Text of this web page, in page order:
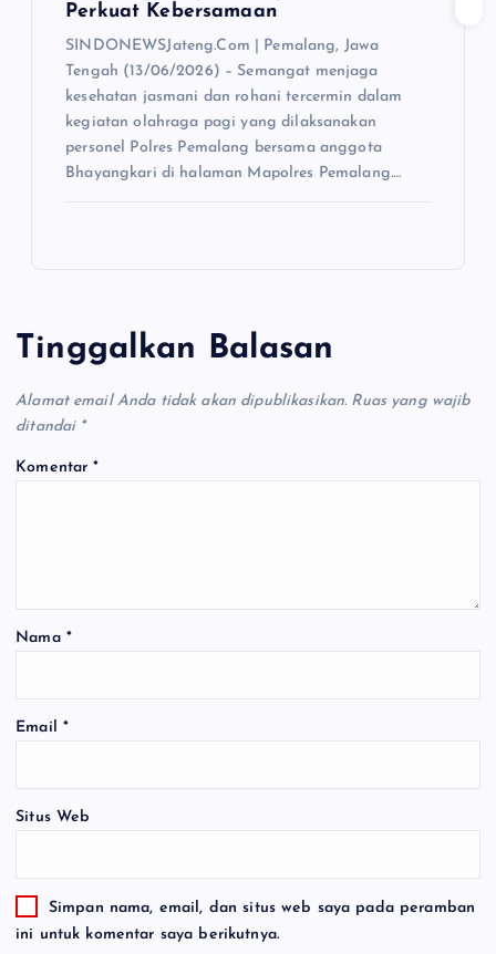
Perkuat Kebersamaan
SINDONEWSJateng.Com | Pemalang, Jawa
Tengah (13/06/2026) – Semangat menjaga
kesehatan jasmani dan rohani tercermin dalam
kegiatan olahraga pagi yang dilaksanakan
personel Polres Pemalang bersama anggota
Bhayangkari di halaman Mapolres Pemalang.…
Tinggalkan Balasan
Alamat email Anda tidak akan dipublikasikan. Ruas yang wajib
ditandai *
Komentar*
Nama *
Email *
Situs Web
Simpan nama, email, dan situs web saya pada peramban
ini untuk komentar saya berikutnya.